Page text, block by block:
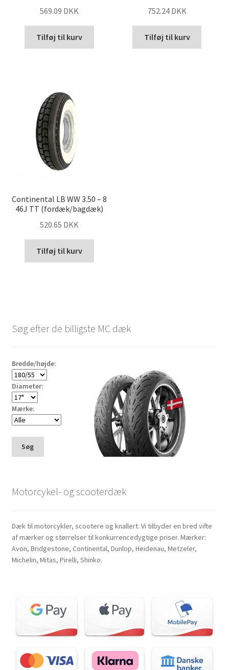
569.09 DKK
Tilføj til kurv
752.24 DKK
Tilføj til kurv
Continental LB WW 3.50 – 8
46J TT (fordæk/bagdæk)
520.65 DKK
Tilføj til kurv
Søg efter de billigste MC dæk
Bredde/højde:
Diameter:
Mærke:
Søg
Motorcykel- og scooterdæk
Dæk til motorcykler, scootere og knallert. Vi tilbyder en bred vifte
af mærker og størrelser til konkurrencedygtige priser. Mærker:
Avon, Bridgestone, Continental, Dunlop, Heidenau, Metzeler,
Michelin, Mitas, Pirelli, Shinko.